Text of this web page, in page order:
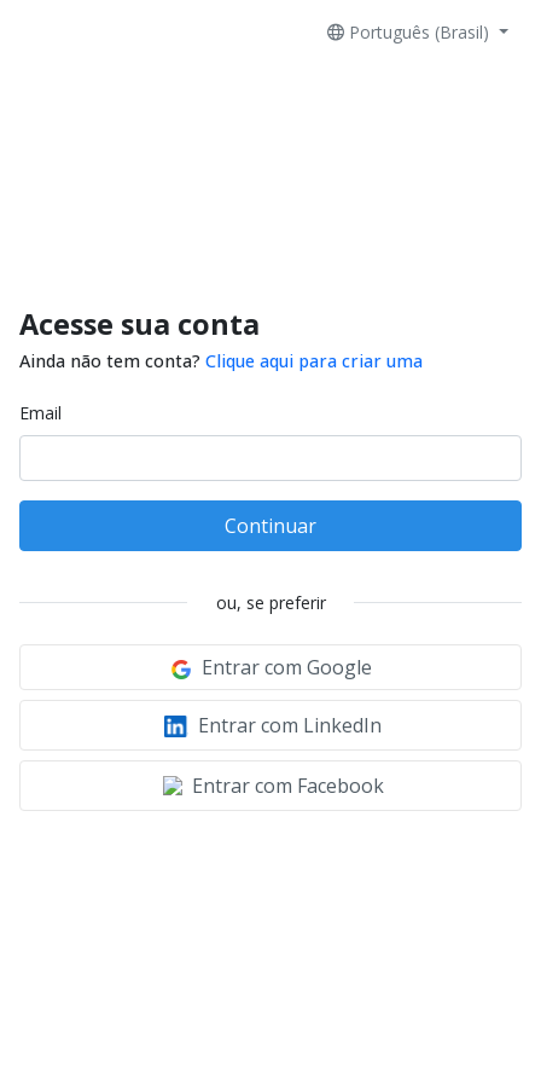
Português (Brasil)
Acesse sua conta
Ainda não tem conta? Clique aqui para criar uma
Email
Continuar
ou, se preferir
Entrar com Google
Entrar com LinkedIn
Entrar com Facebook